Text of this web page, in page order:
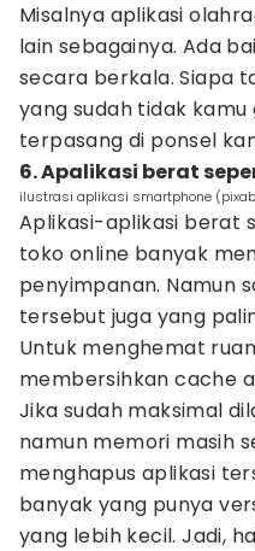
Misalnya aplikasi
lain sebagainya. Ada
secara berkala. Siapa
yang sudah tidak
terpasang di ponsel
6. Apalikasi berat
ilustrasi aplikasi smartphone
Aplikasi-aplikasi berat
toko online banyak
penyimpanan. Namun
tersebut juga yang
Untuk menghemat
membersihkan cache
Jika sudah maksimal
namun memori masih
menghapus aplikasi
banyak yang punya
yang lebih kecil. Jadi,